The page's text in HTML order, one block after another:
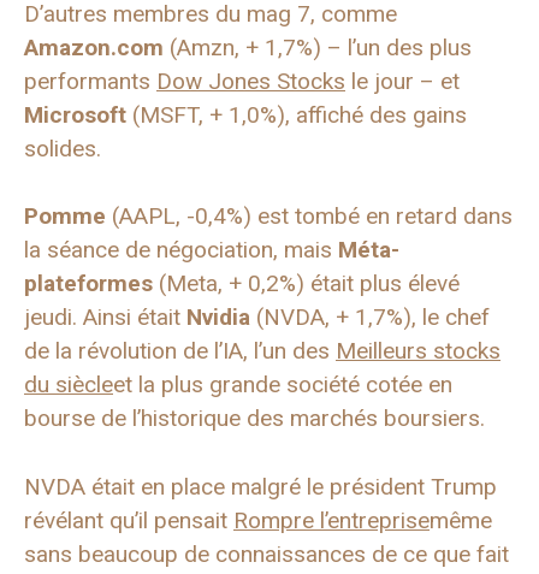
D’autres membres du mag 7, comme
Amazon.com (Amzn, + 1,7%) – l’un des plus
performants Dow Jones Stocks le jour – et
Microsoft (MSFT, + 1,0%), affiché des gains
solides.
Pomme (AAPL, -0,4%) est tombé en retard dans
la séance de négociation, mais Méta-
plateformes (Meta, + 0,2%) était plus élevé
jeudi. Ainsi était Nvidia (NVDA, + 1,7%), le chef
de la révolution de l’IA, l’un des Meilleurs stocks
du siècleet la plus grande société cotée en
bourse de l’historique des marchés boursiers.
NVDA était en place malgré le président Trump
révélant qu’il pensait Rompre l’entreprisemême
sans beaucoup de connaissances de ce que fait